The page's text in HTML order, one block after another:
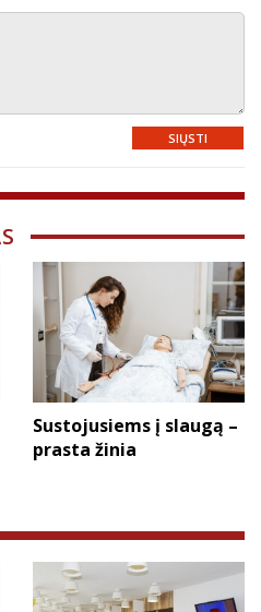
SIŲSTI
Sustojusiems į slaugą –
prasta žinia